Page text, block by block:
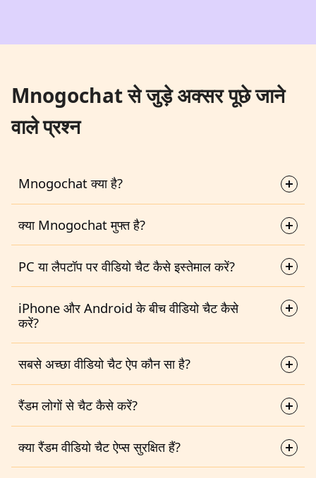
Mnogochat से जुड़े अक्सर पूछे जाने
वाले प्रश्न
Mnogochat क्या है?
क्या Mnogochat मुफ्त है?
PC या लैपटॉप पर वीडियो चैट कैसे इस्तेमाल करें?
iPhone और Android के बीच वीडियो चैट कैसे
करें?
सबसे अच्छा वीडियो चैट ऐप कौन सा है?
रैंडम लोगों से चैट कैसे करें?
क्या रैंडम वीडियो चैट ऐप्स सुरक्षित हैं?